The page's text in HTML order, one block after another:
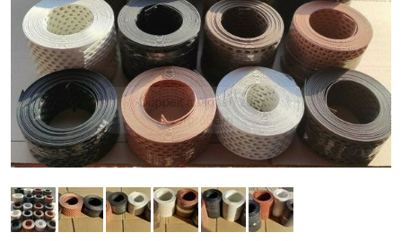
Doppelt antippen zum
vergrößern